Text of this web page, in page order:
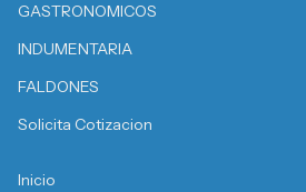
GASTRONOMICOS
INDUMENTARIA
FALDONES
Solicita Cotizacion
Inicio